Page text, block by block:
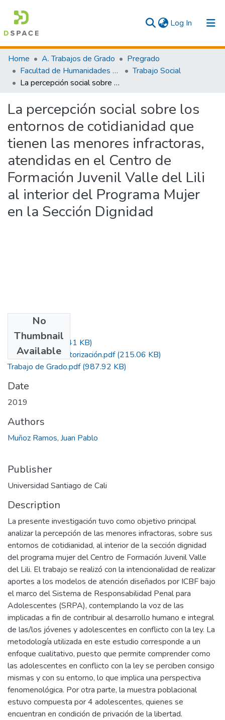
Log In (current)
Communities & Collections
Home A. Trabajos de Grado
Pregrado
Facultad de Humanidades y Artes
Trabajo Social
La percepción social sobre los entornos de cotidianidad que tienen las menores infractoras, atendidas en el Centro de Formación Juvenil Valle del Lili al interior del Programa Mujer en la Sección Dignidad
La percepción social sobre los
entornos de cotidianidad que
tienen las menores infractoras,
atendidas en el Centro de
Formación Juvenil Valle del Lili
al interior del Programa Mujer
en la Sección Dignidad
No
Thumbnail
Available
Acta.pdf(285.41 KB)
Formato de Autorización.pdf(215.06 KB)
Trabajo de Grado.pdf(987.92 KB)
Date
2019
Authors
Muñoz Ramos, Juan Pablo
Publisher
Universidad Santiago de Cali
Description
La presente investigación tuvo como objetivo principal
analizar la percepción de las menores infractoras, sobre sus
entornos de cotidianidad, al interior de la sección dignidad
del programa mujer del Centro de Formación Juvenil Valle
del Lili. El trabajo se realizó con la intencionalidad de realizar
aportes a los modelos de atención diseñados por ICBF bajo
el marco del Sistema de Responsabilidad Penal para
Adolescentes (SRPA), contemplando la voz de las
implicadas a fin de contribuir al desarrollo humano e integral
de las/los jóvenes y adolescentes en conflicto con la ley. La
metodología utilizada en este estudio corresponde a un
enfoque cualitativo, puesto que permite comprender como
las adolescentes en conflicto con la ley se perciben consigo
mismas y con su entorno, lo que implica una perspectiva
fenomenológica. Por otra parte, la muestra poblacional
estuvo compuesta por 4 adolescentes, quienes se
encuentran en condición de privación de la libertad.